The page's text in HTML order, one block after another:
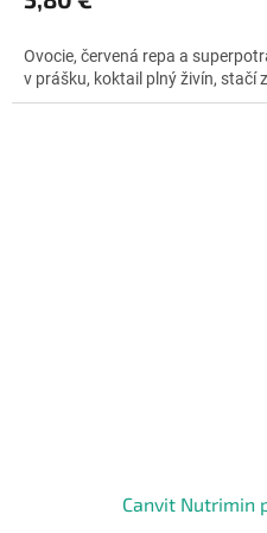
je
z
5
hviezdičiek.
Ovocie, červená repa a
v prášku, koktail plný živín, stačí
Canvit Nutrimin